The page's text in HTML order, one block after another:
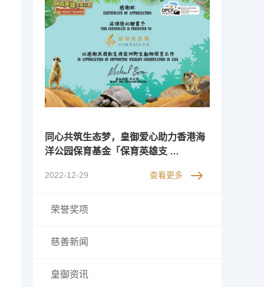
同心共筑生态梦，皇御爱心助力香港海
洋公园保育基金「保育英雄支 …
2022-12-29 查看更多
荣誉奖项
慈善新闻
皇御资讯